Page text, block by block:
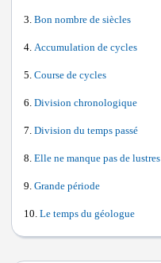
Bon nombre de siècles
Accumulation de cycles
Course de cycles
Division chronologique
Division du temps passé
Elle ne manque pas de lustres
Grande période
Le temps du géologue